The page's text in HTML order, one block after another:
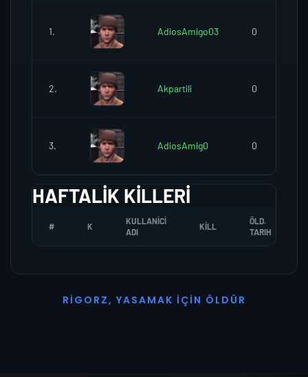
1. AdiosAmigo03 0
2. Akpartili 0
3. AdiosAmig0 0
HAFTALIK KILLERI
# K
KULLANICI
ADI
KILL
ÖLD.
TARIH
R I G O R Z, YASAMAK İ ÇI N Ö L D Ü R